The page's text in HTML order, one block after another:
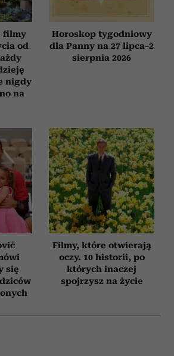
filmy
od
nigdy
na
Horoskop tygodniowy
dla Panny na 27 lipca–2
sierpnia 2026
się
Filmy, które otwierają
oczy. 10 historii, po
których inaczej
spojrzysz na życie